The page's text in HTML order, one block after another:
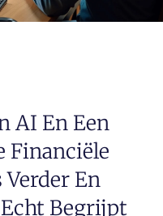
AI En Een
Financiële
Verder En
Begrijpt